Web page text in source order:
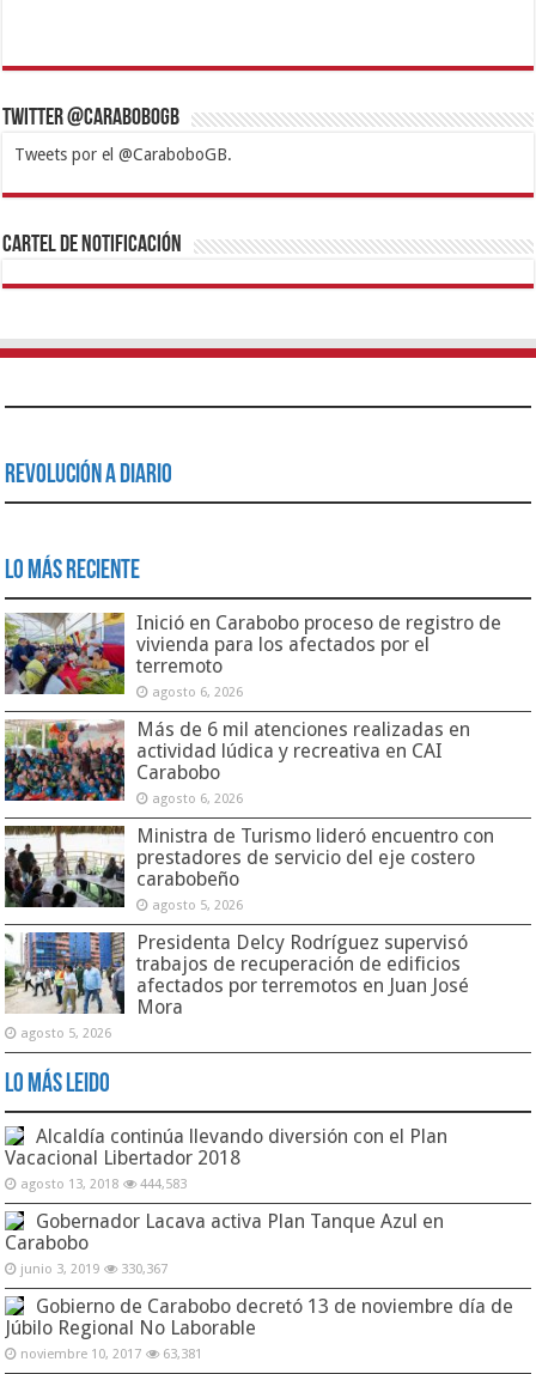
Twitter @CaraboboGB
Tweets por el @CaraboboGB.
1xbetBetturkeyBetistKralbetSupertotobetTipobetMatadorbetMariobet
https://mvbcasino.com/
Cartel de Notificación
Revolución a Diario
Lo Más Reciente
Inició en Carabobo proceso de registro de
vivienda para los afectados por el
terremoto
agosto 6, 2026
Más de 6 mil atenciones realizadas en
actividad lúdica y recreativa en CAI
Carabobo
agosto 6, 2026
Ministra de Turismo lideró encuentro con
prestadores de servicio del eje costero
carabobeño
agosto 5, 2026
Presidenta Delcy Rodríguez supervisó
trabajos de recuperación de edificios
afectados por terremotos en Juan José
Mora
agosto 5, 2026
Lo Más Leido
Alcaldía continúa llevando diversión con el Plan
Vacacional Libertador 2018
agosto 13, 2018 444,583
Gobernador Lacava activa Plan Tanque Azul en
Carabobo
junio 3, 2019 330,367
Gobierno de Carabobo decretó 13 de noviembre día de
Júbilo Regional No Laborable
noviembre 10, 2017 63,381